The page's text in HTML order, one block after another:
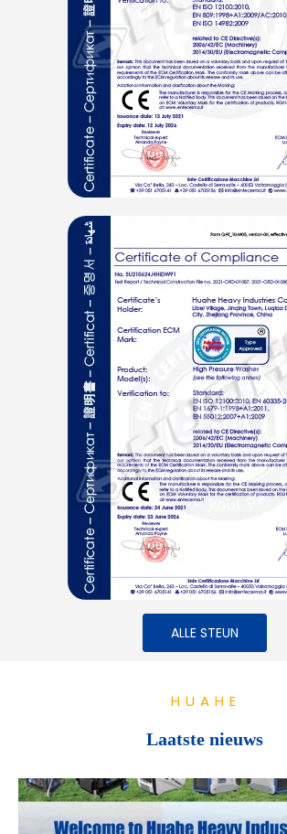
ALLE STEUN
HUAHE
Laatste nieuws